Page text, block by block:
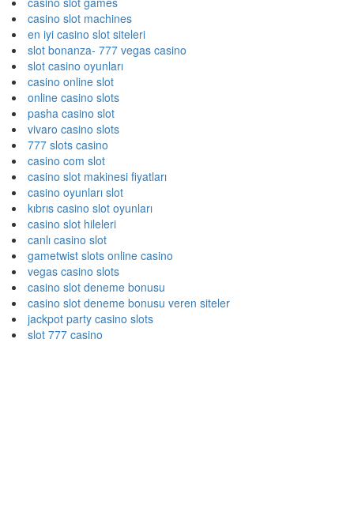
casino slot machines
en iyi casino slot siteleri
slot bonanza- 777 vegas casino
slot casino oyunları
casino online slot
online casino slots
pasha casino slot
vivaro casino slots
777 slots casino
casino com slot
casino slot makinesi fiyatları
casino oyunları slot
kıbrıs casino slot oyunları
casino slot hileleri
canlı casino slot
gametwist slots online casino
vegas casino slots
casino slot deneme bonusu
casino slot deneme bonusu veren siteler
jackpot party casino slots
slot 777 casino